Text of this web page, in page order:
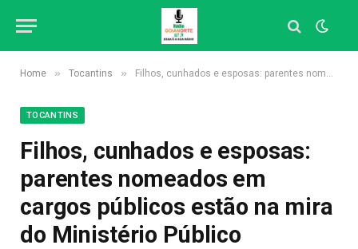
Home » Tocantins » Filhos, cunhados e esposas: parentes nomeados em cargos públicos estão na mira do Ministério Público
TOCANTINS
Filhos, cunhados e esposas:
parentes nomeados em
cargos públicos estão na mira
do Ministério Público